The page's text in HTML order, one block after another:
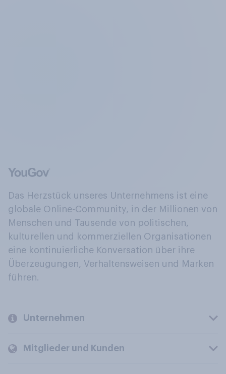
Das Herzstück unseres Unternehmens ist eine
globale Online-Community, in der Millionen von
Menschen und Tausende von politischen,
kulturellen und kommerziellen Organisationen
eine kontinuierliche Konversation über ihre
Überzeugungen, Verhaltensweisen und Marken
führen.
Unternehmen
Mitglieder und Kunden